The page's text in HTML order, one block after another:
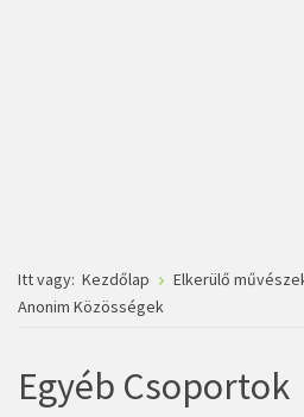
Itt vagy: Kezdőlap
Elkerülő
Anonim Közösségek
Egyéb Csoportok